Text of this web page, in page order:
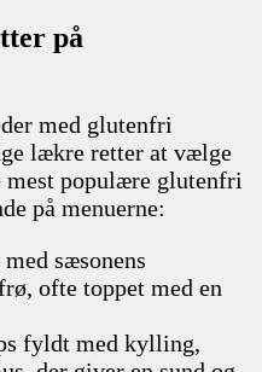
på
med glutenfri
lækre retter at vælge
populære glutenfri
på menuerne:
sæsonens
ofte toppet med en
fyldt med kylling,